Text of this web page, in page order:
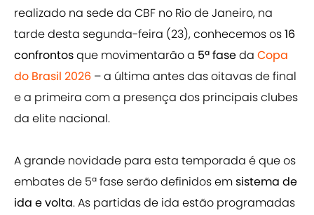
realizado na sede da CBF no Rio de Janeiro, na
tarde desta segunda-feira (23), conhecemos os16
confrontosque movimentarão a 5ª faseda Copa
do Brasil 2026 – a última antes das oitavas de final
e a primeira com a presença dos principais clubes
da elite nacional.
A grande novidade para esta temporada é que os
embates de 5ª fase serão definidos emsistema de
ida e volta. As partidas de ida estão programadas